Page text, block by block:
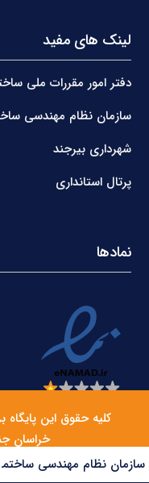
لینک های مفید
دفتر امور مقررات ملی
سازمان نظام مهندسی
شهرداری بیرجند
پرتال استانداری
نمادها
کلیه حقوق این
خراسان